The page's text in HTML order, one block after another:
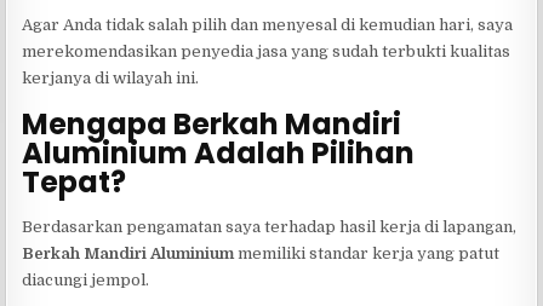
Agar Anda tidak salah pilih dan menyesal di kemudian hari, saya
merekomendasikan penyedia jasa yang sudah terbukti kualitas
kerjanya di wilayah ini.
Mengapa Berkah Mandiri
Aluminium Adalah Pilihan
Tepat?
Berdasarkan pengamatan saya terhadap hasil kerja di lapangan,
Berkah Mandiri Aluminiummemiliki standar kerja yang patut
diacungi jempol.